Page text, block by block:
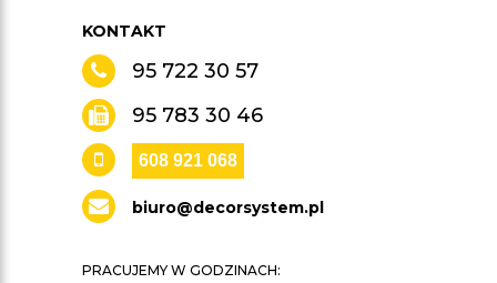
KONTAKT
95 722 30 57
95 783 30 46
608 921 068
biuro@decorsystem.pl
PRACUJEMY W GODZINACH: